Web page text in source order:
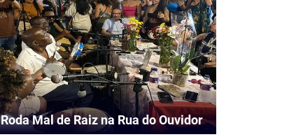
Roda Mal de Raiz na Rua do Ouvidor